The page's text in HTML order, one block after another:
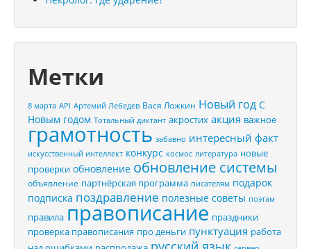
Метки
8 марта API Артемий Лебедев Вася Ложкин Новый год С
Новым годом Тотальный диктант акростих акция важное
грамотность забавно интересный факт
искусственный интеллект конкурс космос литература новые
проверки обновление обновление системы
объявление партнёрская программа писателям подарок
подписка поздравление полезные советы поэтам
правила правописание праздники
проверка правописания про деньги пунктуация работа